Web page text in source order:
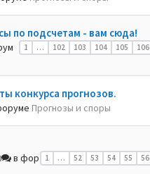
по подсчетам - вам сюда!
1 … 102 103 104 105 106
конкурса прогнозов.
Прогнозы и споры
1 … 52 53 54 55 56
в фор